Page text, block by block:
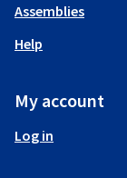
Assemblies
Help
My account
Log in